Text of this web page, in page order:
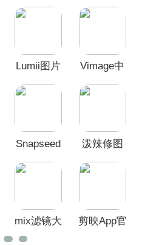
等多款摄影师必备软件。这些
影爱好者一同交流提升，对摄影感
的朋友不要错过啦。
Lumii图片
Vimage中
Snapseed
泼辣修图
mix滤镜大
师中文版
剪映App官